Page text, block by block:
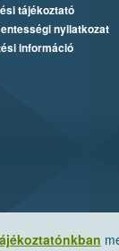
tájékoztató
nyilatkozat
információ